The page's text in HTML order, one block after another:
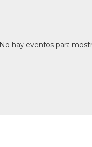
No hay eventos para